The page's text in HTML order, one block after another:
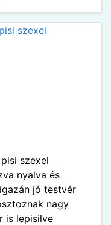
szexel
nyalva és
jó testvér
nagy
is lepisilve